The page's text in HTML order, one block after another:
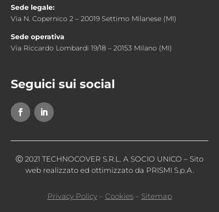
Sede legale:
Via N. Copernico 2 – 20019 Settimo Milanese (MI)
Sede operativa
Via Riccardo Lombardi 19/18 – 20153 Milano (MI)
Seguici sui social
Ⓒ 2021 TECHNOCOVER S.R.L. A SOCIO UNICO – Sito
web realizzato ed ottimizzato da PRISMI S.p.A.
Privacy Policy– Cookies– Sitemap